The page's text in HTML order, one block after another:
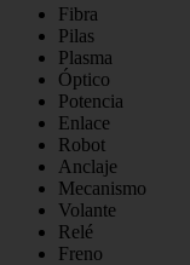
Fibra
Pilas
Plasma
Óptico
Potencia
Enlace
Robot
Anclaje
Mecanismo
Volante
Relé
Freno